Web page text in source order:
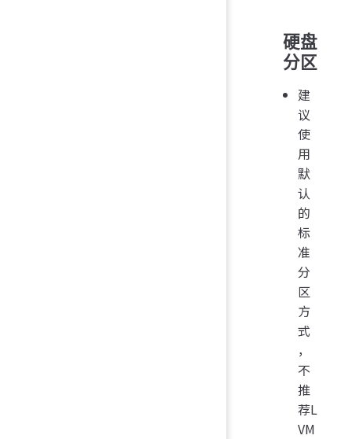
硬盘
分区
建
议
使
用
默
认
的
标
准
分
区
方
式
，
不
推
荐L
VM